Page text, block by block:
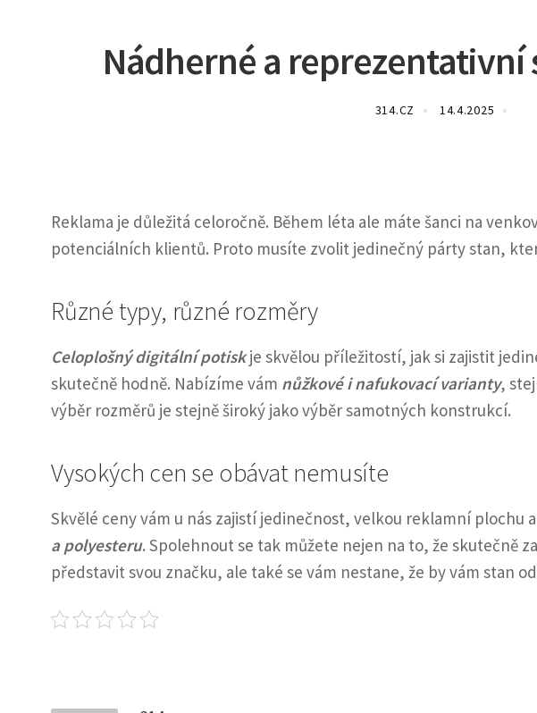
Nádherné a reprezentativní
314.CZ 14.4.2025
Reklama je důležitá celoročně. Během léta ale máte šanci na
potenciálních klientů. Proto musíte zvolit jedinečný párty stan,
Různé typy, různé rozměry
Celoplošný digitální potiskje skvělou příležitostí, jak si zajistit
skutečně hodně. Nabízíme vám nůžkové i nafukovací varianty,
výběr rozměrů je stejně široký jako výběr samotných konstrukcí.
Vysokých cen se obávat nemusíte
Skvělé ceny vám u nás zajistí jedinečnost, velkou reklamní plochu
a polyesteru. Spolehnout se tak můžete nejen na to, že skutečně
představit svou značku, ale také se vám nestane, že by vám stan